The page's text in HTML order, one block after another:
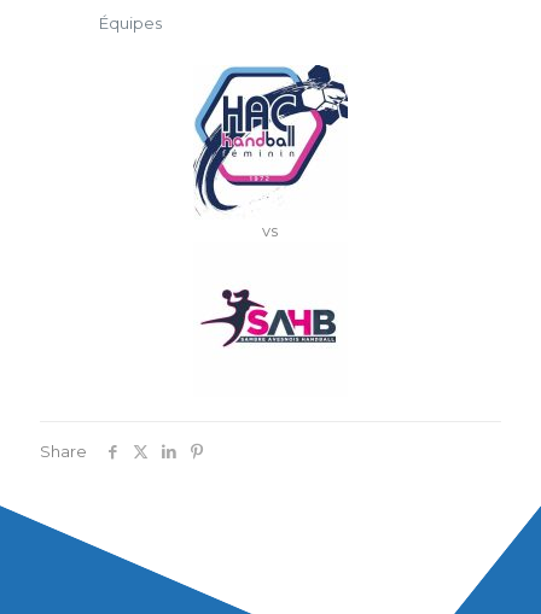
Équipes
vs
Share